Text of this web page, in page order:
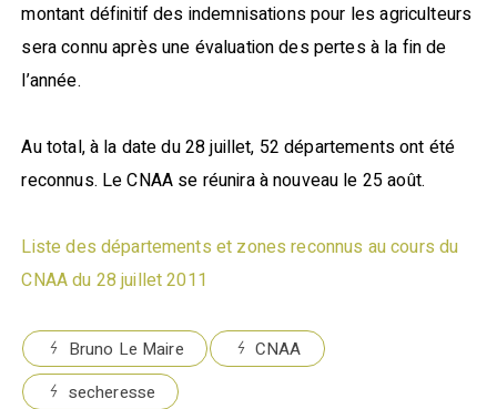
montant définitif des indemnisations pour les agriculteurs
sera connu après une évaluation des pertes à la fin de
l’année.
Au total, à la date du 28 juillet, 52 départements ont été
reconnus. Le CNAA se réunira à nouveau le 25 août.
Liste des départements et zones reconnus au cours du
CNAA du 28 juillet 2011
Bruno Le Maire
CNAA
secheresse